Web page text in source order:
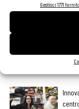
Gestisci 1771
Il